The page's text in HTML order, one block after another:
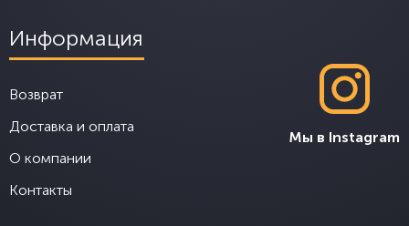
Информация
Возврат
Доставка и оплата
О компании
Контакты
Мы в Instagram